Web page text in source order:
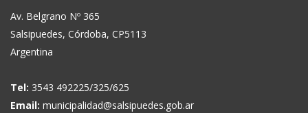
Av. Belgrano Nº 365
Salsipuedes, Córdoba, CP5113
Argentina
Tel: 3543 492225/325/625
Email: municipalidad@salsipuedes.gob.ar